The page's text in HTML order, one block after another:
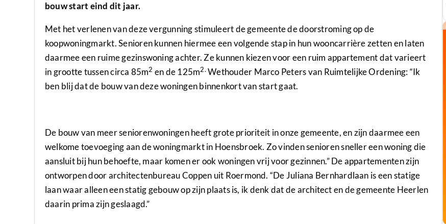
bouw start eind dit jaar.
Met het verlenen van deze vergunning stimuleert de gemeente de doorstroming op de
koopwoningmarkt. Senioren kunnen hiermee een volgende stap in hun wooncarrière zetten en laten
daarmee een ruime gezinswoning achter. Ze kunnen kiezen voor een ruim appartement dat varieert
in grootte tussen circa 85m2 en de 125m2.Wethouder Marco Peters van Ruimtelijke Ordening: “Ik
ben blij dat de bouw van deze woningen binnenkort van start gaat.
De bouw van meer seniorenwoningen heeft grote prioriteit in onze gemeente, en zijn daarmee een
welkome toevoeging aan de woningmarkt in Hoensbroek. Zo vinden senioren sneller een woning die
aansluit bij hun behoefte, maar komen er ook woningen vrij voor gezinnen.” De appartementen zijn
ontworpen door architectenbureau Coppen uit Roermond. “De Juliana Bernhardlaan is een statige
laan waar alleen een statig gebouw op zijn plaats is, ik denk dat de architect en de gemeente Heerlen
daarin prima zijn geslaagd.”